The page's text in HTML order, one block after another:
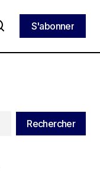
S'abonner
Rechercher